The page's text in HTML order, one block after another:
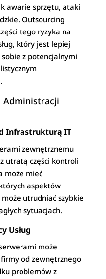
awarie sprzętu, ataki
Outsourcing
tego ryzyka na
który jest lepiej
z potencjalnymi
Administracji
Infrastrukturą IT
zewnętrznemu
utratą części kontroli
może mieć
aspektów
utrudniać szybkie
sytuacjach.
Usług
może
od zewnętrznego
problemów z